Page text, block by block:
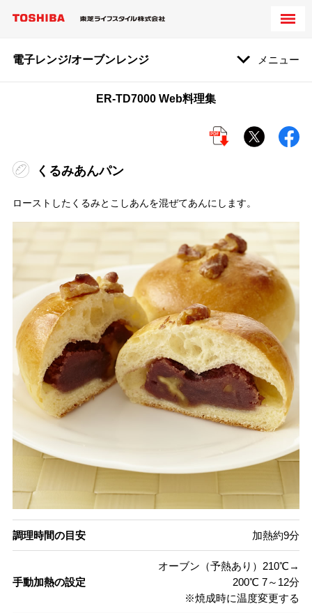
電子レンジ/オーブンレンジ メニュー
ER-TD7000 Web料理集
くるみあんパン
ローストしたくるみとこしあんを混ぜてあんにします。
調理時間の目安 加熱約9分
手動加熱の設定
オーブン（予熱あり）210℃→
200℃ 7～12分
※焼成時に温度変更する